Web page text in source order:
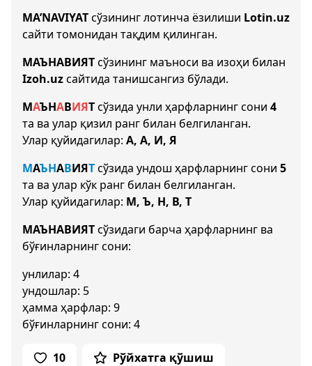
MA’NAVIYATсўзининг лотинча ёзилиши Lotin.uz
сайти томонидан тақдим қилинган.
МАЪНАВИЯТсўзининг маъноси ва изоҳи билан
Izoh.uzсайтида танишсангиз бўлади.
МАЪНАВИЯТсўзида унли ҳарфларнинг сони 4
та ва улар қизил ранг билан белгиланган.
Улар қуйидагилар: А, А, И, Я
МАЪНАВИЯТсўзида ундош ҳарфларнинг сони 5
та ва улар кўк ранг билан белгиланган.
Улар қуйидагилар: М, Ъ, Н, В, Т
МАЪНАВИЯТсўзидаги барча ҳарфларнинг ва
бўғинларнинг сони:
унлилар: 4
ундошлар: 5
ҳамма ҳарфлар: 9
бўғинларнинг сони: 4
10 Рўйхатга қўшиш